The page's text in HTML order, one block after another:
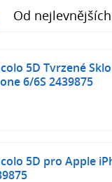
Od nejlevnějších
5D Tvrzené
6/6S 2439875
5D pro Apple